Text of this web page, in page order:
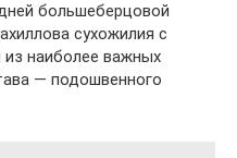
большеберцовой
сухожилия с
наиболее важных
— подошвенного